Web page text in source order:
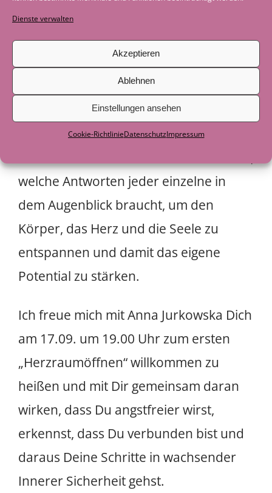
Dienste verwalten
Akzeptieren
Ablehnen
Einstellungen ansehen
Cookie-RichtlinieDatenschutzImpressum
zu kreieren, egal wie die äußeren
Umstände auch waren.
Im Yoga wie auch im Coaching, arbeite
ich intuitiv und folge keiner bestimmter
Richtung, Struktur oder Form. Durch
welche Antworten jeder einzelne in
dem Augenblick braucht, um den
Körper, das Herz und die Seele zu
entspannen und damit das eigene
Potential zu stärken.
Ich freue mich mit Anna Jurkowska Dich
am 17.09. um 19.00 Uhr zum ersten
„Herzraumöffnen“ willkommen zu
heißen und mit Dir gemeinsam daran
wirken, dass Du angstfreier wirst,
erkennst, dass Du verbunden bist und
daraus Deine Schritte in wachsender
Innerer Sicherheit gehst.